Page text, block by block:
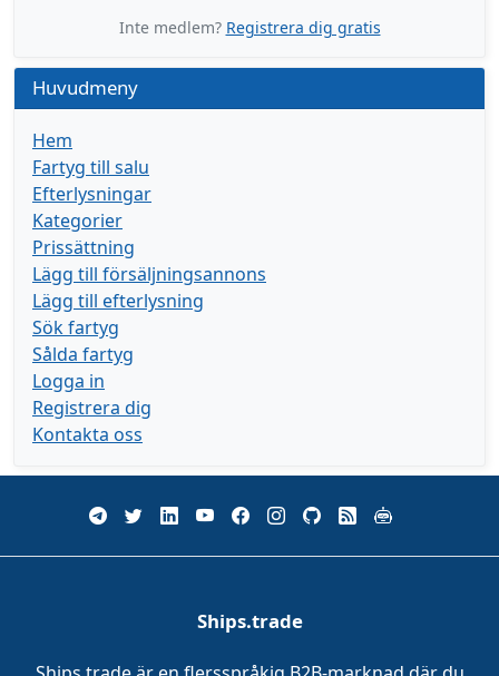
Inte medlem? Registrera dig gratis
Huvudmeny
Hem
Fartyg till salu
Efterlysningar
Kategorier
Prissättning
Lägg till försäljningsannons
Lägg till efterlysning
Sök fartyg
Sålda fartyg
Logga in
Registrera dig
Kontakta oss
Ships.trade